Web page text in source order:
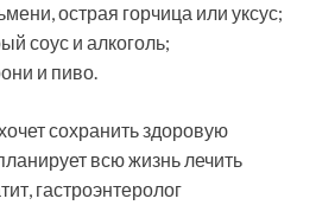
острая горчица или уксус;
соус и алкоголь;
и пиво.
сохранить здоровую
всю жизнь лечить
гастроэнтеролог